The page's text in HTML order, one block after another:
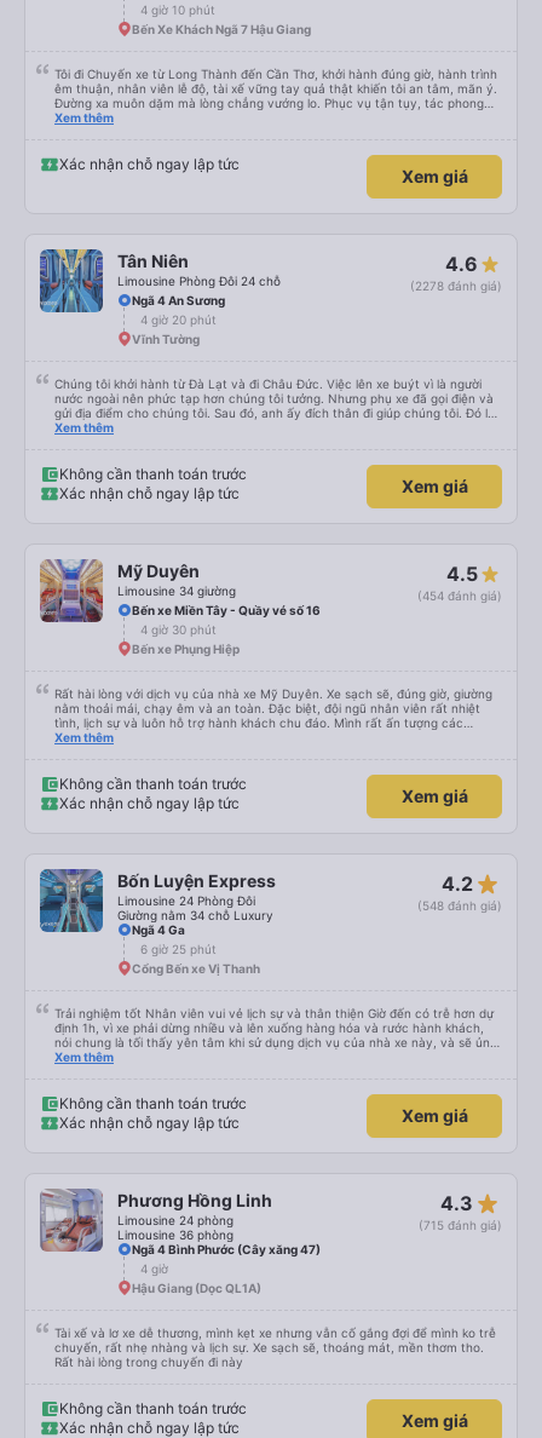
4 giờ 10 phút
Bến Xe Khách Ngã 7 Hậu Giang
Tôi đi Chuyến xe từ Long Thành đến Cần Thơ, khởi hành đúng giờ, hành trình
êm thuận, nhân viên lễ độ, tài xế vững tay quả thật khiến tôi an tâm, mãn ý.
Đường xa muôn dặm mà lòng chẳng vướng lo. Phục vụ tận tụy, tác phong
nghiêm cẩn, hiếm thấy giữa thời buổi kim tiền vội vã. Xã hội loạn đạo. Xin gửi
Xem thêm
Xác nhận chỗ ngay lập tức
Xem giá
Tân Niên
Limousine Phòng Đôi 24 chỗ
4.6
(2278 đánh giá)
Ngã 4 An Sương
4 giờ 20 phút
Vĩnh Tường
Chúng tôi khởi hành từ Đà Lạt và đi Châu Đức. Việc lên xe buýt vì là người
nước ngoài nên phức tạp hơn chúng tôi tưởng. Nhưng phụ xe đã gọi điện và
gửi địa điểm cho chúng tôi. Sau đó, anh ấy đích thân đi giúp chúng tôi. Đó là
lần đầu tiên đi xe giường nằm với hai đứa trẻ nhỏ khá thú vị. Chúng tôi không
điểm dừng, họ đánh thức chúng tôi dậy và đảm bảo chúng tôi đã sẵn sàng.
Nhìn chung, đó là một trải nghiệm tốt. Mỗi giường đều có gối và chăn, và đủ
chỗ cho 1 người lớn và 1 trẻ em nằm thoải mái.
Xem thêm
Không cần thanh toán trước
Xác nhận chỗ ngay lập tức
Xem giá
Mỹ Duyên
Limousine 34 giường
4.5
(454 đánh giá)
Bến xe Miền Tây - Quầy vé số 16
4 giờ 30 phút
Bến xe Phụng Hiệp
Rất hài lòng với dịch vụ của nhà xe Mỹ Duyên. Xe sạch sẽ, đúng giờ, giường
nằm thoải mái, chạy êm và an toàn. Đặc biệt, đội ngũ nhân viên rất nhiệt
tình, lịch sự và luôn hỗ trợ hành khách chu đáo. Mình rất ấn tượng các
anh/chị nhân viên trung chuyển ở Mỹ Luông. Mọi người rất thân thiện, đón
cảm giác rất yên tâm khi di chuyển. Chắc chắn sẽ tiếp tục lựa chọn nhà xe
Mỹ Duyên trong những chuyến đi sắp tới. Cảm ơn nhà xe và đội ngũ nhân
viên đã mang đến một chuyến đi thật thoải mái!
Xem thêm
Không cần thanh toán trước
Xác nhận chỗ ngay lập tức
Xem giá
Bốn Luyện Express
Limousine 24 Phòng Đôi
Giường nằm 34 chỗ Luxury
4.2 star_rate
(548 đánh giá)
Ngã 4 Ga
6 giờ 25 phút
Cổng Bến xe Vị Thanh
Trải nghiệm tốt Nhân viên vui vẻ lịch sự và thân thiện Giờ đến có trễ hơn dự
định 1h, vì xe phải dừng nhiều và lên xuống hàng hóa và rước hành khách,
nói chung là tối thấy yên tâm khi sử dụng dịch vụ của nhà xe này, và sẽ ủng
hộ và giới thiệu cho người thân sử dụng dịch vụ của nhà xe này
Xem thêm
Không cần thanh toán trước
Xác nhận chỗ ngay lập tức
Xem giá
Phương Hồng Linh
Limousine 24 phòng
Limousine 36 phòng
4.3 star_rate
(715 đánh giá)
Ngã 4 Bình Phước (Cây xăng 47)
4 giờ
Hậu Giang (Dọc QL1A)
Tài xế và lơ xe dễ thương, mình kẹt xe nhưng vẫn cố gắng đợi để mình ko trễ
chuyến, rất nhẹ nhàng và lịch sự. Xe sạch sẽ, thoáng mát, mền thơm tho.
Rất hài lòng trong chuyến đi này
Không cần thanh toán trước
Xác nhận chỗ ngay lập tức
Xem giá